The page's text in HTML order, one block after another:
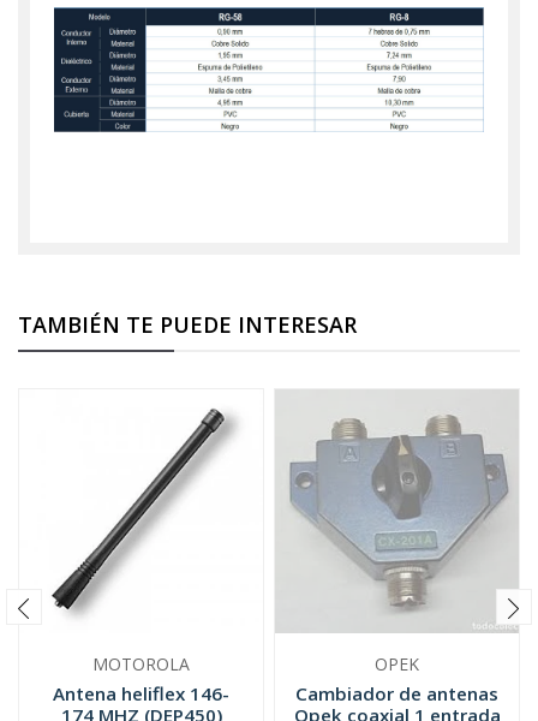
TAMBIÉN TE PUEDE INTERESAR
MOTOROLA
Antena heliflex 146-
174 MHZ (DEP450)
OPEK
Cambiador de antenas
Opek coaxial 1 entrada